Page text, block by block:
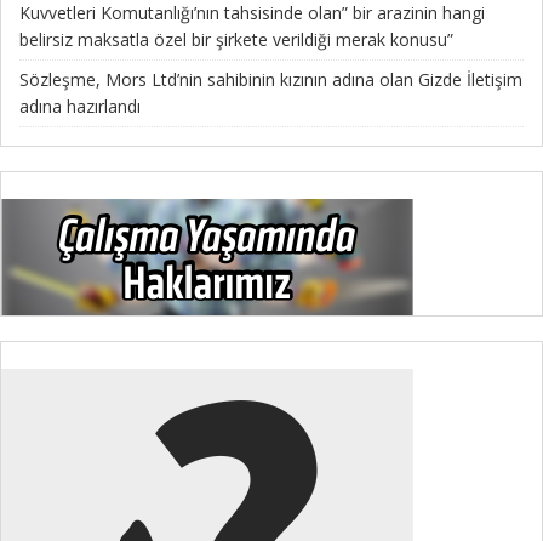
Kuvvetleri Komutanlığı’nın tahsisinde olan” bir arazinin hangi
belirsiz maksatla özel bir şirkete verildiği merak konusu”
Sözleşme, Mors Ltd’nin sahibinin kızının adına olan Gizde İletişim
adına hazırlandı